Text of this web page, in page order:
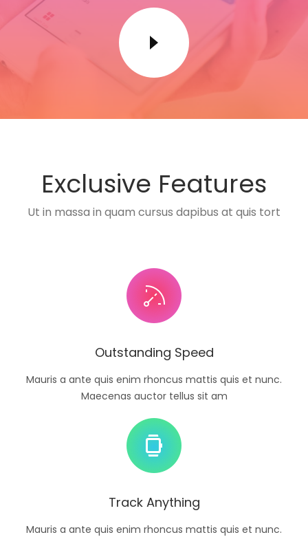
Exclusive Features
Ut in massa in quam cursus dapibus at quis tort
Outstanding Speed
Mauris a ante quis enim rhoncus mattis quis et nunc.
Maecenas auctor tellus sit am
Track Anything
Mauris a ante quis enim rhoncus mattis quis et nunc.